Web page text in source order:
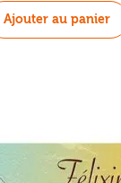
Ajouter au panier